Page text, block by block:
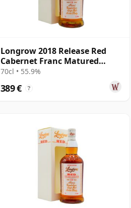
Longrow 2018 Release Red
Cabernet Franc Matured
Campbeltow 11 años
70cl • 55.9%
389 € ?